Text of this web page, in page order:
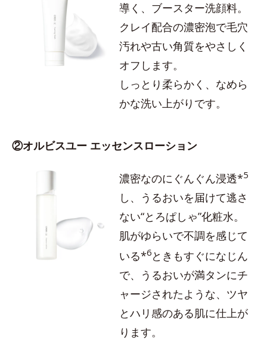
導く、ブースター洗顔料。
クレイ配合の濃密泡で毛穴
汚れや古い角質をやさしく
オフします。
しっとり柔らかく、なめら
かな洗い上がりです。
②オルビスユー エッセンスローション
濃密なのにぐんぐん浸透*5
し、うるおいを届けて逃さ
ない“とろぱしゃ”化粧水。
肌がゆらいで不調を感じて
いる*6ときもすぐになじん
で、うるおいが満タンにチ
ャージされたような、ツヤ
とハリ感のある肌に仕上が
ります。